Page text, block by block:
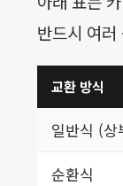
반드시 여
교환 방식
일반식 (상
순환식